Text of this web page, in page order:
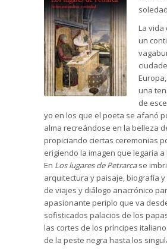
La vida
un
una
de
yo en los que el poeta se afanó
alma recreándose en la belleza
propiciando ciertas ceremonias
erigiendo la imagen que legaría
En Los lugares de Petrarcase
arquitectura y paisaje, biografía
de viajes y diálogo anacrónico
apasionante periplo que va
sofisticados palacios de los
las cortes de los príncipes
de la peste negra hasta los